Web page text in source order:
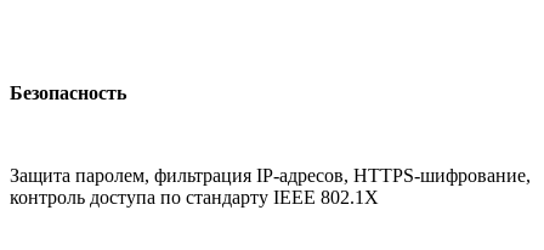
Безопасность
Защита паролем, фильтрация IP-адресов, HTTPS-шифрование,
контроль доступа по стандарту IEEE 802.1X